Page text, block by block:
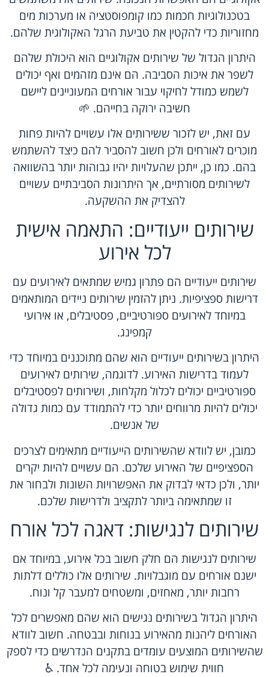
בטכנולוגיות חכמות כמו קומפוסטציה או מערכות מים
מחזוריות כדי להקטין את טביעת הרגל האקולוגית שלהם.
היתרון הגדול של שירותים אקולוגיים הוא היכולת שלהם
לשפר את איכות הסביבה. הם אינם מזהמים ואף יכולים
לשמש כמודל לחיקוי עבור אורחים המעוניינים ליישם
חשיבה ירוקה בחייהם. 🌱
עם זאת, יש לזכור ששירותים אלו עשויים להיות פחות
מוכרים לאורחים ולכן חשוב להסביר להם כיצד להשתמש
בהם. כמו כן, ייתכן שהעלויות יהיו גבוהות יותר בהשוואה
לשירותים מסורתיים, אך היתרונות הסביבתיים עשויים
להצדיק את ההשקעה.
שירותים ייעודיים: התאמה אישית
לכל אירוע
שירותים ייעודיים הם פתרון גמיש שמתאים לאירועים עם
דרישות ספציפיות. ניתן להזמין שירותים ניידים המותאמים
במיוחד לאירועים ספורטיביים, פסטיבלים, או אירועי
קמפינג.
היתרון בשירותים ייעודיים הוא שהם מתוכננים במיוחד כדי
לעמוד בדרישות האירוע. לדוגמה, שירותים לאירועים
ספורטיביים יכולים לכלול מקלחות, ושירותים לפסטיבלים
יכולים להיות מרווחים יותר כדי להתמודד עם כמות גדולה
של אנשים.
כמובן, יש לוודא שהשירותים הייעודיים מתאימים לצרכים
הספציפיים של האירוע שלכם. הם עשויים להיות יקרים
יותר, ולכן כדאי לבדוק את האפשרויות השונות ולבחור את
זו שמתאימה ביותר לתקציב ולדרישות שלכם.
שירותים לנגישות: דאגה לכל אורח
שירותים לנגישות הם חלק חשוב בכל אירוע, במיוחד אם
ישנם אורחים עם מוגבלויות. שירותים אלו כוללים דלתות
רחבות יותר, מאחזים, ומשטחים למעבר קל ונוח.
היתרון הגדול בשירותים נגישים הוא שהם מאפשרים לכל
האורחים ליהנות מהאירוע בנוחות ובבטחה. חשוב לוודא
שהשירותים המוצעים עומדים בתקנים הנדרשים כדי לספק
חווית שימוש בטוחה ונעימה לכל אחד. ♿